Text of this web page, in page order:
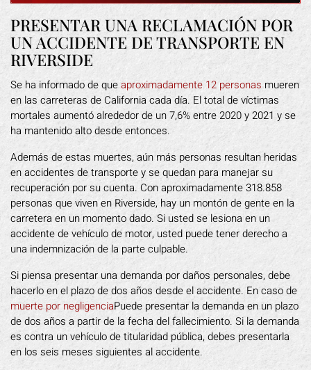
PRESENTAR UNA RECLAMACIÓN POR
UN ACCIDENTE DE TRANSPORTE EN
RIVERSIDE
Se ha informado de queaproximadamente 12 personasmueren
en las carreteras de California cada día. El total de víctimas
mortales aumentó alrededor de un 7,6% entre 2020 y 2021 y se
ha mantenido alto desde entonces.
Además de estas muertes, aún más personas resultan heridas
en accidentes de transporte y se quedan para manejar su
recuperación por su cuenta. Con aproximadamente 318.858
personas que viven en Riverside, hay un montón de gente en la
carretera en un momento dado. Si usted se lesiona en un
accidente de vehículo de motor, usted puede tener derecho a
una indemnización de la parte culpable.
Si piensa presentar una demanda por daños personales, debe
hacerlo en el plazo de dos años desde el accidente. En caso de
muerte por negligenciaPuede presentar la demanda en un plazo
de dos años a partir de la fecha del fallecimiento. Si la demanda
es contra un vehículo de titularidad pública, debes presentarla
en los seis meses siguientes al accidente.